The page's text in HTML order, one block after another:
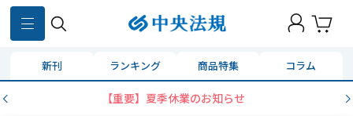
新刊 ランキング 商品特集 コラム
【重要】夏季休業のお知らせ